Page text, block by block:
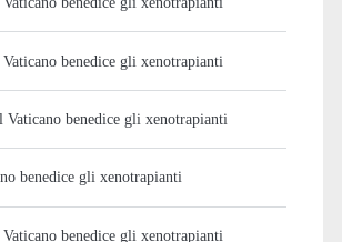
benedice gli xenotrapianti
Vaticano benedice gli xenotrapianti
benedice gli xenotrapianti
benedice gli xenotrapianti